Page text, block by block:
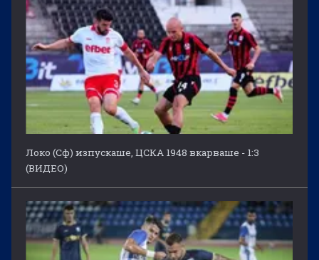
Локо (Сф) изпускаше, ЦСКА 1948 вкарваше - 1:3
(ВИДЕО)